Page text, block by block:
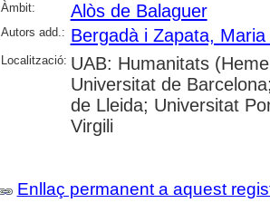
Àmbit: Alòs de Balaguer
Autors add.: Bergadà i Zapata,
Localització: UAB: Humanitats
Universitat de
de Lleida; Universitat
Virgili
Enllaç permanent a aquest